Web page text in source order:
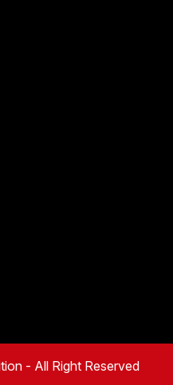
- All Right Reserved